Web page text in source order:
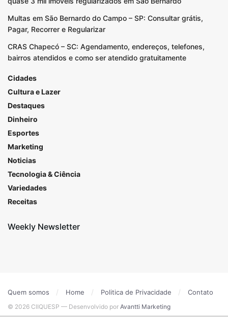
Multas em São Bernardo do Campo – SP: Consultar grátis,
Pagar, Recorrer e Regularizar
CRAS Chapecó – SC: Agendamento, endereços, telefones,
bairros atendidos e como ser atendido gratuitamente
Cidades
Cultura e Lazer
Destaques
Dinheiro
Esportes
Marketing
Noticias
Tecnologia & Ciência
Variedades
Receitas
Weekly Newsletter
Quem somos Home Politica de Privacidade Contato
© 2026 ClIQUESP — Desenvolvido por Avantti Marketing